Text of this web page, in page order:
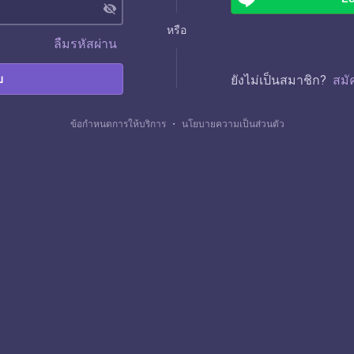
visibility_off
ลืมรหัสผ่าน
หรือ
ยังไม่เป็นสมาชิก? สมั
ข้อกำหนดการให้บริการ ・ นโยบายความเป็นส่วนตัว